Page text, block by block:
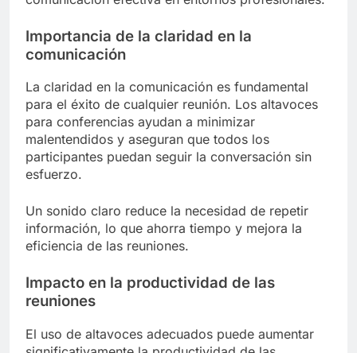
Importancia de la claridad en la
comunicación
La claridad en la comunicación es fundamental
para el éxito de cualquier reunión. Los altavoces
para conferencias ayudan a minimizar
malentendidos y aseguran que todos los
participantes puedan seguir la conversación sin
esfuerzo.
Un sonido claro reduce la necesidad de repetir
información, lo que ahorra tiempo y mejora la
eficiencia de las reuniones.
Impacto en la productividad de las
reuniones
El uso de altavoces adecuados puede aumentar